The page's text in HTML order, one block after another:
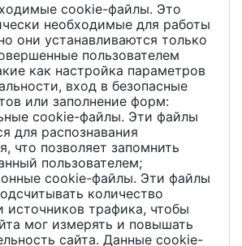
cookie-файлы. Это
необходимые для работы
они устанавливаются только
пользователем
как настройка параметров
вход в безопасные
или заполнение форм:
cookie-файлы. Эти файлы
для распознавания
что позволяет запомнить
пользователем;
cookie-файлы. Эти файлы
количество
источников трафика, чтобы
мог измерять и повышать
сайта. Данные cookie-